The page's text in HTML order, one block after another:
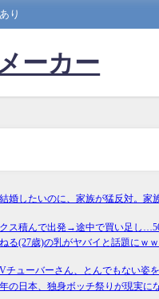
り
ーカー